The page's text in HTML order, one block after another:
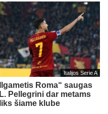
Italijos Serie A
Ilgametis Roma“ saugas
L. Pellegrini dar metams
liks šiame klube